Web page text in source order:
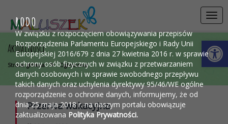
RODO
W związku z rozpoczęciem obowiązywania przepisów
Rozporządzenia Parlamentu Europejskiego i Rady Unii
Europejskiej 2016/679 z dnia 27 kwietnia 2016 r. w sprawie
ochrony osób fizycznych w związku z przetwarzaniem
danych osobowych i w sprawie swobodnego przepływu
takich danych oraz uchylenia dyrektywy 95/46/WE ogólne
rozporządzenie o ochronie danych, informujemy, że od
dnia 25 maja 2018 r. na naszym portalu obowiązuje
zaktualizowana Polityka Prywatności.
Aktualności
Strona główna > Ogłoszenia
Przerwa wakacyjna